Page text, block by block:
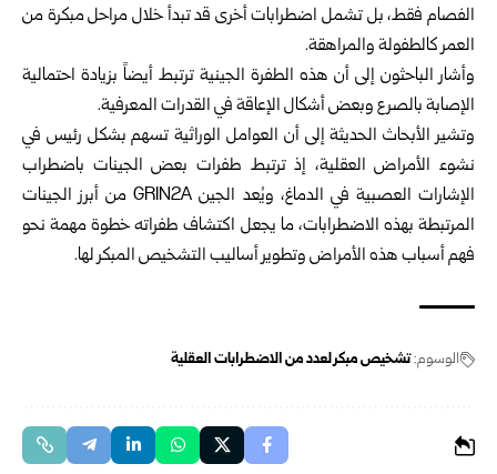
الفصام فقط، بل تشمل اضطرابات أخرى قد تبدأ خلال مراحل مبكرة من
العمر كالطفولة والمراهقة.
وأشار الباحثون إلى أن هذه الطفرة الجينية ترتبط أيضاً بزيادة احتمالية
الإصابة بالصرع وبعض أشكال الإعاقة في القدرات المعرفية.
وتشير الأبحاث الحديثة إلى أن العوامل الوراثية تسهم بشكل رئيس في
نشوء الأمراض العقلية، إذ ترتبط طفرات بعض الجينات باضطراب
الإشارات العصبية في الدماغ، ويُعد الجين GRIN2A من أبرز الجينات
المرتبطة بهذه الاضطرابات، ما يجعل اكتشاف طفراته خطوة مهمة نحو
فهم أسباب هذه الأمراض وتطوير أساليب التشخيص المبكر لها.
الوسوم:تشخيص مبكر لعدد من الاضطرابات العقلية